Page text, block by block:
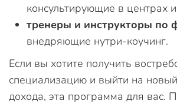
консультирующие в центрах
тренеры и инструкторы по
внедряющие нутри-коучинг.
Если вы хотите получить
специализацию и выйти на
дохода, эта программа для вас.